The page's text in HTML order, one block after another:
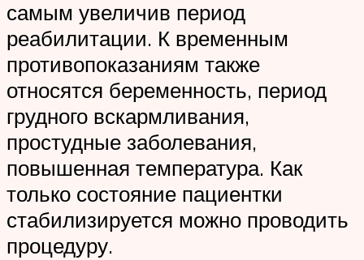
самым увеличив период
реабилитации. К временным
противопоказаниям также
относятся беременность, период
грудного вскармливания,
простудные заболевания,
повышенная температура. Как
только состояние пациентки
стабилизируется можно проводить
процедуру.